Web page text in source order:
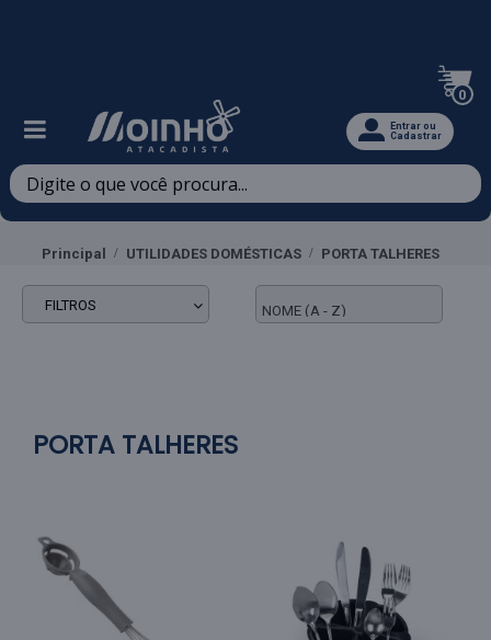
0
Entrar ou
Cadastrar
Principal UTILIDADES DOMÉSTICAS PORTA TALHERES
FILTROS
PORTA TALHERES